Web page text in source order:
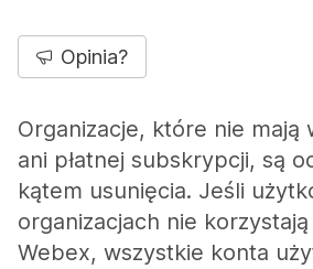
Opinia?
Organizacje, które nie mają
ani płatnej subskrypcji, są
kątem usunięcia. Jeśli
organizacjach nie korzystają
Webex, wszystkie konta